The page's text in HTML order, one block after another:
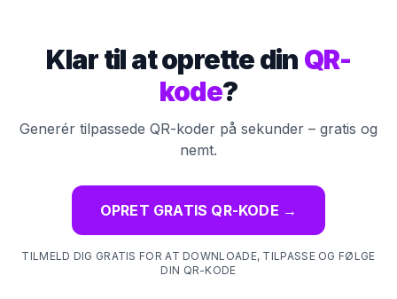
Klar til at oprette din QR-
kode?
Generér tilpassede QR-koder på sekunder – gratis og
nemt.
OPRET GRATIS QR-KODE →
TILMELD DIG GRATIS FOR AT DOWNLOADE, TILPASSE OG FØLGE
DIN QR-KODE